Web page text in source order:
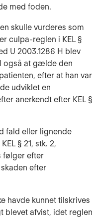
med foden.
skulle vurderes som
culpa-reglen i KEL §
U 2003.1286 H blev
også at gælde den
efter at han var
udviklet en
anerkendt efter KEL §
fald eller lignende
§ 21, stk. 2,
følger efter
efter
havde kunnet tilskrives
blevet afvist, idet reglen